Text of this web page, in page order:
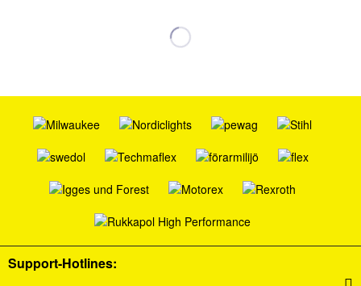
Support-Hotlines: